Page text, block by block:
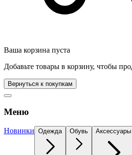
Ваша корзина пуста
Добавьте товары в корзину, чтобы
Вернуться к покупкам
Меню
Новинки Одежда Обувь Аксессуары